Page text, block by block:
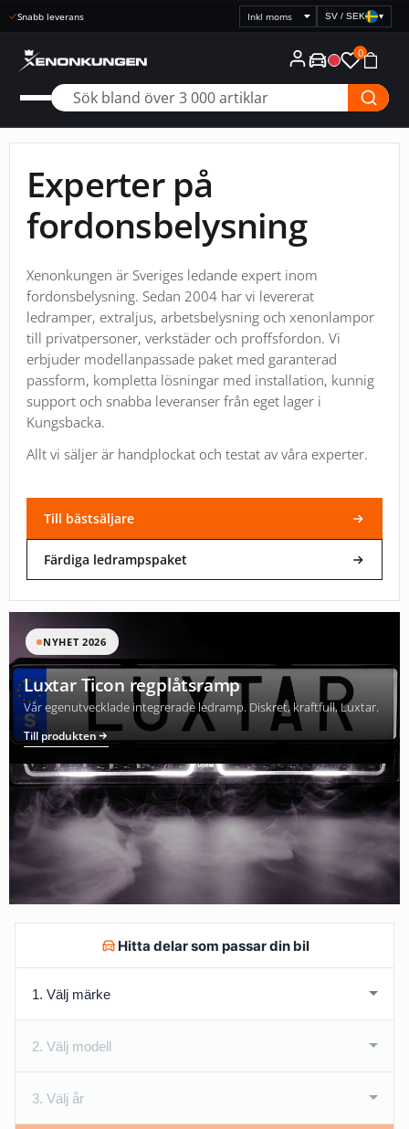
Snabb leverans
Välj
prisvisning
SV / SEK ▾
0
Experter på
fordonsbelysning
Xenonkungen är Sveriges ledande expert inom
fordonsbelysning. Sedan 2004 har vi levererat
ledramper, extraljus, arbetsbelysning och xenonlampor
till privatpersoner, verkstäder och proffsfordon. Vi
erbjuder modellanpassade paket med garanterad
passform, kompletta lösningar med installation, kunnig
support och snabba leveranser från eget lager i
Kungsbacka.
Allt vi säljer är handplockat och testat av våra experter.
Till bästsäljare
Färdiga ledrampspaket
NYHET 2026
Luxtar Ticon regplåtsramp
Vår egenutvecklade integrerade ledramp. Diskret, kraftfull, Luxtar.
Till produkten
Hitta delar som passar din bil